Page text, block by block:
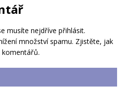
musíte nejdříve přihlásit.
množství spamu. Zjistěte, jak
komentářů.